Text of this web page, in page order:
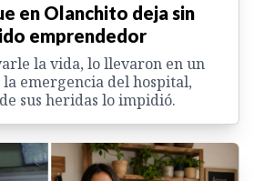
en Olanchito deja sin
emprendedor
la vida, lo llevaron en un
emergencia del hospital,
sus heridas lo impidió.